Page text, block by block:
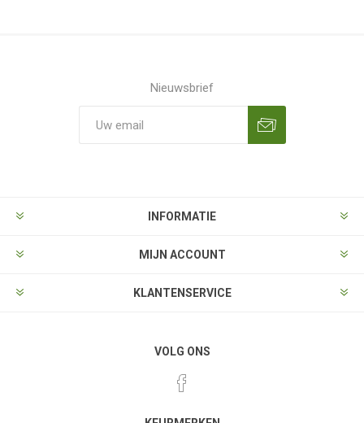
Nieuwsbrief
INFORMATIE
MIJN ACCOUNT
KLANTENSERVICE
VOLG ONS